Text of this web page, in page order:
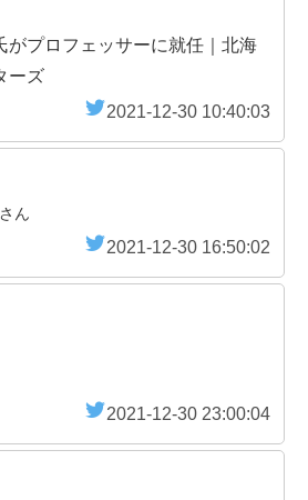
がプロフェッサーに就任｜北海
ーズ
2021-12-30 10:40:03
さん
2021-12-30 16:50:02
2021-12-30 23:00:04